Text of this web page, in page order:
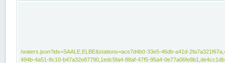
/waters.json?ids=SAALE,ELBE&stations=ace7d4b0-33e5-46db-a41d-
494b-4a51-8c10-b47a32e87790,1edc5fa4-88af-47f5-95a4-